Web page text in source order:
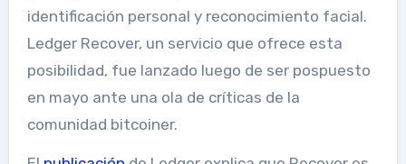
identificación personal y reconocimiento facial.
Ledger Recover, un servicio que ofrece esta
posibilidad, fue lanzado luego de ser pospuesto
en mayo ante una ola de críticas de la
comunidad bitcoiner.